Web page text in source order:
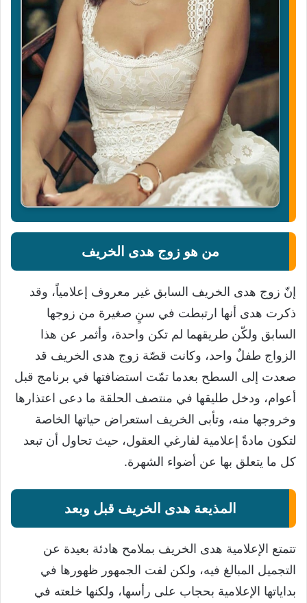
من هو زوج هدى الخريف
إنّ زوج هدى الخريف السابق غير معروف إعلامياً، وقد
ذكرت هدى أنها ارتبطت في سنٍ صغيرة من زوجها
السابق ولكّن طريقهما لم تكن واحدة، وأثمر عن هذا
الزواج طفلٌ واحد، وكانت قصّة زوج هدى الخريف قد
صعدت إلى السطح بعدما تمّت استضافتها في برنامج قبل
أعوام، ودخل طليقها في منتصف الحلقة ما دعى اعتذارها
وخروجها منه، وتأبى الخريف استعراض حياتها الخاصة
لتكون مادةً إعلامية لفارغي العقول، حيث تحاول أن تبعد
كل ما يتعلق بها عن أضواء الشهرة.
المذيعة هدى الخريف قبل وبعد
تتمتع الإعلامية هدى الخريف بملامح هادئة بعيدة عن
التجميل المبالغ فيه، ولكن لفت الجمهور ظهورها في
بداياتها الإعلامية بحجاب على رأسها، ولكنها خلعته في